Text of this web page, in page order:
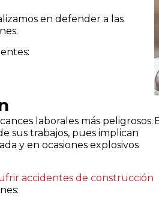
en defender a las
laborales más peligrosos.
sus trabajos, pues implican
y en ocasiones explosivos
accidentes de construcción